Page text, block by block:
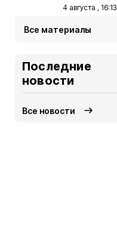
4 августа , 16:13
Все материалы
Последние
новости
Все новости